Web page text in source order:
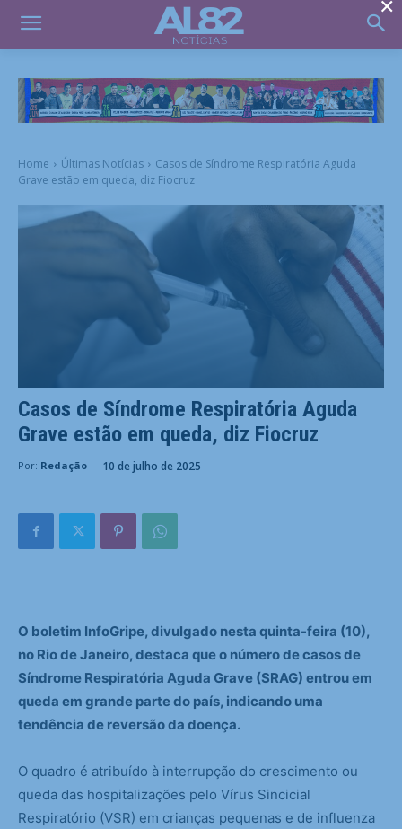
Home Últimas Notícias
Casos de Síndrome Respiratória Aguda
Grave estão em queda, diz Fiocruz
Casos de Síndrome Respiratória Aguda
Grave estão em queda, diz Fiocruz
Por: Redação - 10 de julho de 2025
O boletim InfoGripe, divulgado nesta quinta-feira (10),
no Rio de Janeiro, destaca que o número de casos de
Síndrome Respiratória Aguda Grave (SRAG) entrou em
queda em grande parte do país, indicando uma
tendência de reversão da doença.
O quadro é atribuído à interrupção do crescimento ou
queda das hospitalizações pelo Vírus Sincicial
Respiratório (VSR) em crianças pequenas e de influenza